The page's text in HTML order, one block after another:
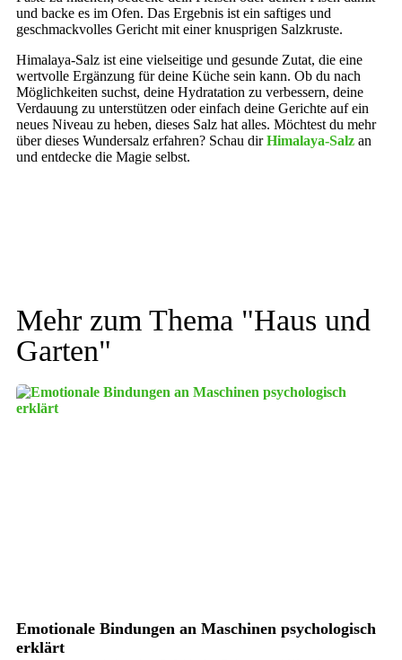
und backe es im Ofen. Das Ergebnis ist ein saftiges und
geschmackvolles Gericht mit einer knusprigen Salzkruste.
Himalaya-Salz ist eine vielseitige und gesunde Zutat, die eine
wertvolle Ergänzung für deine Küche sein kann. Ob du nach
Möglichkeiten suchst, deine Hydratation zu verbessern, deine
Verdauung zu unterstützen oder einfach deine Gerichte auf ein
neues Niveau zu heben, dieses Salz hat alles. Möchtest du mehr
über dieses Wundersalz erfahren? Schau dirHimalaya-Salz an
und entdecke die Magie selbst.
Mehr zum Thema "Haus und
Garten"
Emotionale Bindungen an Maschinen psychologisch
erklärt